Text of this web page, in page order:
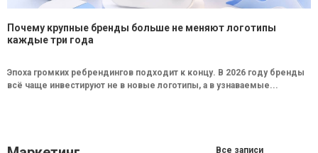
Почему крупные бренды больше не меняют логотипы
каждые три года
Эпоха громких ребрендингов подходит к концу. В 2026 году бренды
всё чаще инвестируют не в новые логотипы, а в узнаваемые...
Все записи